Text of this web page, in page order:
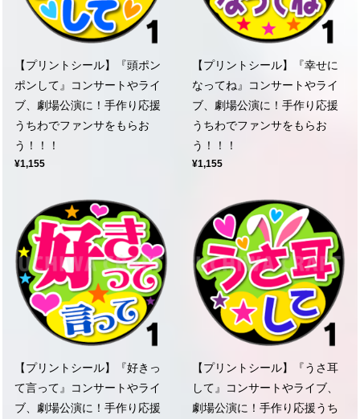
【プリントシール】『頭ポン
ポンして』コンサートやライ
ブ、劇場公演に！手作り応援
うちわでファンサをもらお
う！！！
¥1,155
【プリントシール】『幸せに
なってね』コンサートやライ
ブ、劇場公演に！手作り応援
うちわでファンサをもらお
う！！！
¥1,155
【プリントシール】『好きっ
て言って』コンサートやライ
ブ、劇場公演に！手作り応援
【プリントシール】『うさ耳
して』コンサートやライブ、
劇場公演に！手作り応援うち